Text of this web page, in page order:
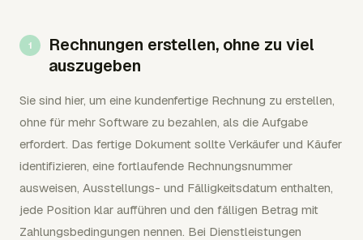
Rechnungen erstellen, ohne zu viel
auszugeben
Sie sind hier, um eine kundenfertige Rechnung zu erstellen,
ohne für mehr Software zu bezahlen, als die Aufgabe
erfordert. Das fertige Dokument sollte Verkäufer und Käufer
identifizieren, eine fortlaufende Rechnungsnummer
ausweisen, Ausstellungs- und Fälligkeitsdatum enthalten,
jede Position klar aufführen und den fälligen Betrag mit
Zahlungsbedingungen nennen. Bei Dienstleistungen